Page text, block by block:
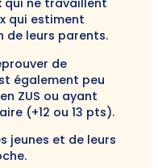
qui ne travaillent
qui estiment
de leurs parents.
de
également peu
ZUS ou ayant
(+12 ou 13 pts).
jeunes et de leurs